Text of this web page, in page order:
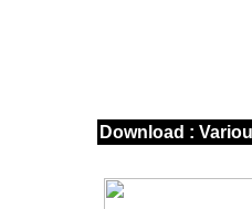
Download :